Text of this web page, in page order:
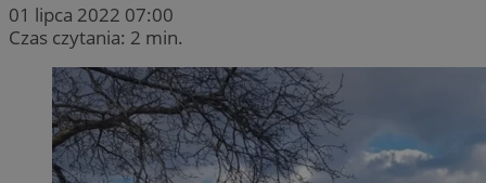
01 lipca 2022 07:00
Czas czytania: 2 min.